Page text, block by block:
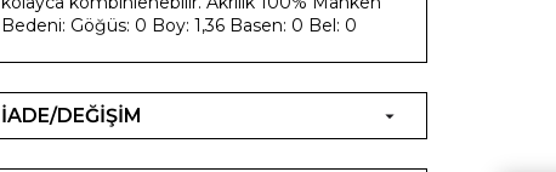
Bedeni: Göğüs: 0 Boy: 1,36 Basen: 0 Bel: 0
İADE/DEĞİŞİM